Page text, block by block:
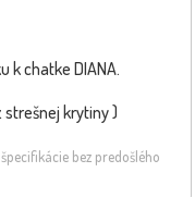
k chatke DIANA.
krytiny )
bez predošlého